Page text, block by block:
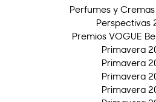
Perfumes y Cremas
Perspectivas
Premios VOGUE
Primavera
Primavera
Primavera
Primavera